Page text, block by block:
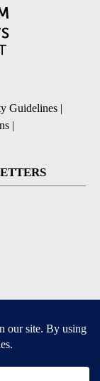
Guidelines |
|